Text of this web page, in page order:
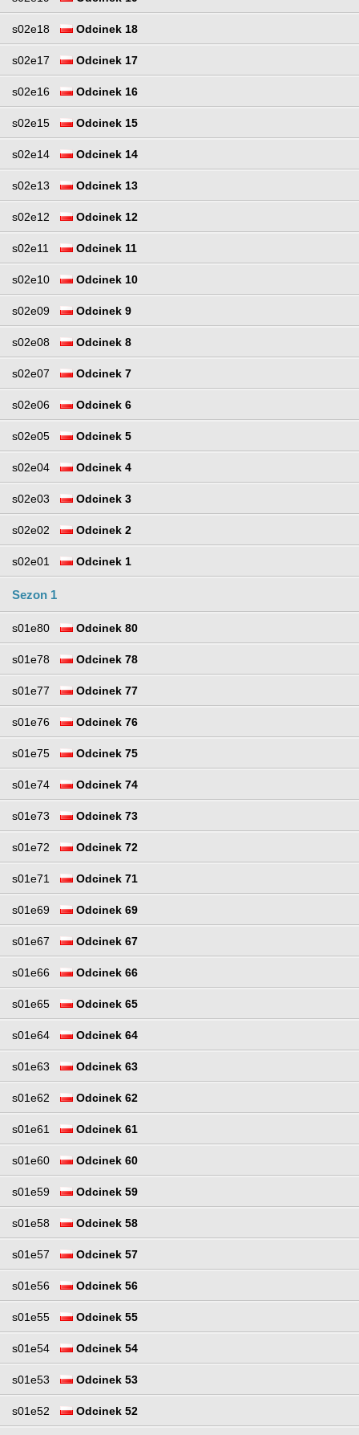
s02e18 Odcinek 18
s02e17 Odcinek 17
s02e16 Odcinek 16
s02e15 Odcinek 15
s02e14 Odcinek 14
s02e13 Odcinek 13
s02e12 Odcinek 12
s02e11 Odcinek 11
s02e10 Odcinek 10
s02e09 Odcinek 9
s02e08 Odcinek 8
s02e07 Odcinek 7
s02e06 Odcinek 6
s02e05 Odcinek 5
s02e04 Odcinek 4
s02e03 Odcinek 3
s02e02 Odcinek 2
s02e01 Odcinek 1
Sezon 1
s01e80 Odcinek 80
s01e78 Odcinek 78
s01e77 Odcinek 77
s01e76 Odcinek 76
s01e75 Odcinek 75
s01e74 Odcinek 74
s01e73 Odcinek 73
s01e72 Odcinek 72
s01e71 Odcinek 71
s01e69 Odcinek 69
s01e67 Odcinek 67
s01e66 Odcinek 66
s01e65 Odcinek 65
s01e64 Odcinek 64
s01e63 Odcinek 63
s01e62 Odcinek 62
s01e61 Odcinek 61
s01e60 Odcinek 60
s01e59 Odcinek 59
s01e58 Odcinek 58
s01e57 Odcinek 57
s01e56 Odcinek 56
s01e55 Odcinek 55
s01e54 Odcinek 54
s01e53 Odcinek 53
s01e52 Odcinek 52